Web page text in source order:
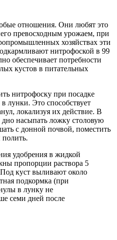
отношения. Они любят это
превосходным урожаем, при
хозяйствах эти
нитрофоской в 99
обеспечивает потребности
кустов в питательных
нитрофоску при посадке
лунки. Это способствует
локализуя их действие. В
насыпать ложку столовую
с донной почвой, поместить
полить.
удобрения в жидкой
пропорции раствора 5
куст выливают около
подкормка (при
в лунку не
семи дней после